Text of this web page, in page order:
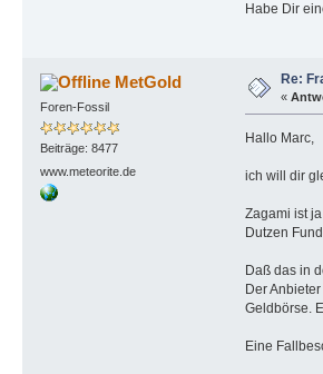
Habe Dir
MetGold
Foren-Fossil
Beiträge: 8477
www.meteorite.de
Re:
«
Hallo Marc,
ich will dir
Zagami ist
Dutzen
Daß das in
Der
Geldbörse.
Eine